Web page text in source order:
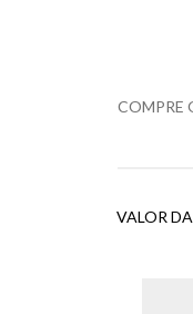
COMPRE
VALOR